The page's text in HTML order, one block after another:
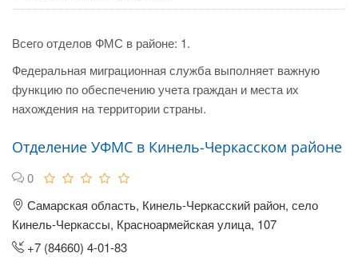
Всего отделов ФМС в районе: 1.
Федеральная миграционная служба выполняет важную
функцию по обеспечению учета граждан и места их
нахождения на территории страны.
Отделение УФМС в Кинель-Черкасском районе
0
Самарская область, Кинель-Черкасский район, село
Кинель-Черкассы, Красноармейская улица, 107
+7 (84660) 4-01-83